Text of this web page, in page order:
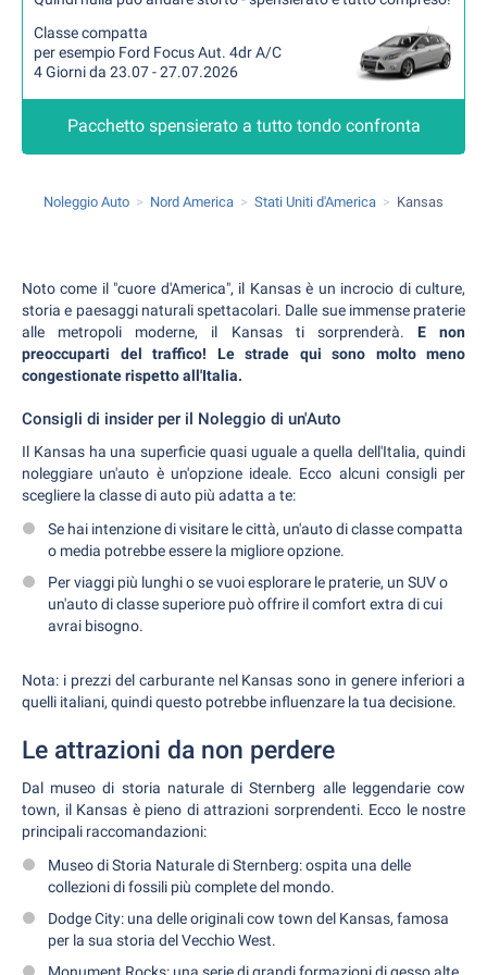
Classe compatta
per esempio Ford Focus Aut. 4dr A/C
4 Giorni da 23.07 - 27.07.2026
Pacchetto spensierato a tutto tondo confronta
Noleggio Auto Nord America Stati Uniti d'America Kansas
Noto come il "cuore d'America", il Kansas è un incrocio di culture,
storia e paesaggi naturali spettacolari. Dalle sue immense praterie
alle metropoli moderne, il Kansas ti sorprenderà.
E non
preoccuparti del traffico! Le strade qui sono molto meno
congestionate rispetto all'Italia.
Consigli di insider per il Noleggio di un'Auto
Il Kansas ha una superficie quasi uguale a quella dell'Italia, quindi
noleggiare un'auto è un'opzione ideale. Ecco alcuni consigli per
scegliere la classe di auto più adatta a te:
Se hai intenzione di visitare le città, un'auto di classe compatta
o media potrebbe essere la migliore opzione.
Per viaggi più lunghi o se vuoi esplorare le praterie, un SUV o
un'auto di classe superiore può offrire il comfort extra di cui
avrai bisogno.
Nota: i prezzi del carburante nel Kansas sono in genere inferiori a
quelli italiani, quindi questo potrebbe influenzare la tua decisione.
Le attrazioni da non perdere
Dal museo di storia naturale di Sternberg alle leggendarie cow
town, il Kansas è pieno di attrazioni sorprendenti. Ecco le nostre
principali raccomandazioni:
Museo di Storia Naturale di Sternberg: ospita una delle
collezioni di fossili più complete del mondo.
Dodge City: una delle originali cow town del Kansas, famosa
per la sua storia del Vecchio West.